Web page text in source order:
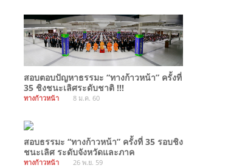
สอบตอบปัญหาธรรมะ “ทางก้าวหน้า” ครั้งที่
35 ชิงชนะเลิศระดับชาติ !!!
ทางก้าวหน้า 8 ม.ค. 60
สอบธรรมะ “ทางก้าวหน้า” ครั้งที่ 35 รอบชิง
ชนะเลิศ ระดับจังหวัดและภาค
ทางก้าวหน้า 26 พ.ย. 59